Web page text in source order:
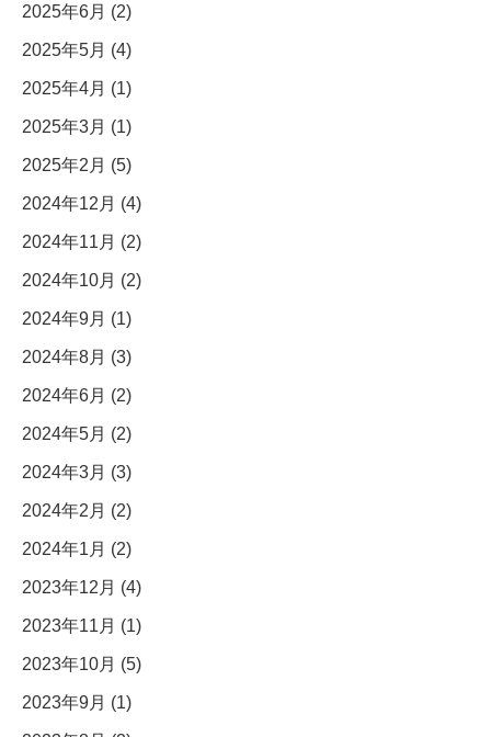
2025年6月 (2)
2025年5月 (4)
2025年4月 (1)
2025年3月 (1)
2025年2月 (5)
2024年12月 (4)
2024年11月 (2)
2024年10月 (2)
2024年9月 (1)
2024年8月 (3)
2024年6月 (2)
2024年5月 (2)
2024年3月 (3)
2024年2月 (2)
2024年1月 (2)
2023年12月 (4)
2023年11月 (1)
2023年10月 (5)
2023年9月 (1)